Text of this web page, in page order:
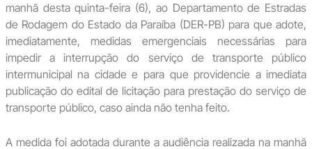
manhã desta quinta-feira (6), ao Departamento de Estradas
de Rodagem do Estado da Paraíba (DER-PB) para que adote,
imediatamente, medidas emergenciais necessárias para
impedir a interrupção do serviço de transporte público
intermunicipal na cidade e para que providencie a imediata
publicação do edital de licitação para prestação do serviço de
transporte público, caso ainda não tenha feito.
A medida foi adotada durante a audiência realizada na manhã